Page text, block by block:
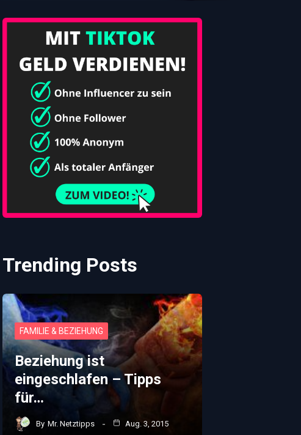
Trending Posts
FAMILIE & BEZIEHUNG
Beziehung ist
eingeschlafen – Tipps
für…
By Mr. Netztipps Aug. 3, 2015